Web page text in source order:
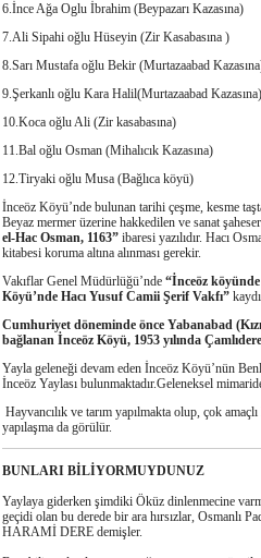
6.İnce Ağa Oglu İbrahim (Beypazarı Kazasına)
7.Ali Sipahi oğlu Hüseyin (Zir Kasabasına )
8.Sarı Mustafa oğlu Bekir (Murtazaabad
9.Şerkanlı oğlu Kara Halil(Murtazaabad Kazasına)
10.Koca oğlu Ali (Zir kasabasına)
11.Bal oğlu Osman (Mihalıcık Kazasına)
12.Tiryaki oğlu Musa (Bağlıca köyü)
İnceöz Köyü’nde bulunan tarihi çeşme, kesme
Beyaz mermer üzerine hakkedilen ve sanat
el-Hac Osman, 1163” ibaresi yazılıdır. Hacı
kitabesi koruma altına alınması gerekir.
Vakıflar Genel Müdürlüğü’nde “İnceöz
Köyü’nde Hacı Yusuf Camii Şerif Vakfı”
Cumhuriyet döneminde önce Yabanabad
bağlanan İnceöz Köyü, 1953 yılında
Yayla geleneği devam eden İnceöz Köyü’nün
İnceöz Yaylası bulunmaktadır.Geleneksel
Hayvancılık ve tarım yapılmakta olup, çok
yapılaşma da görülür.
BUNLARI BİLİYORMUYDUNUZ
Yaylaya giderken şimdiki Öküz dinlenmecine
geçidi olan bu derede bir ara hırsızlar, Osmanlı
HARAMİ DERE demişler.